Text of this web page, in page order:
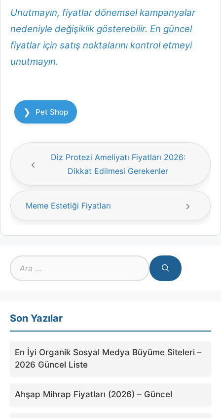
Unutmayın, fiyatlar dönemsel kampanyalar
nedeniyle değişiklik gösterebilir. En güncel
fiyatlar için satış noktalarını kontrol etmeyi
unutmayın.
Kategoriler
Pet Shop
Diz Protezi Ameliyatı Fiyatları 2026:
Dikkat Edilmesi Gerekenler
Meme Estetiği Fiyatları
için
ara
Son Yazılar
En İyi Organik Sosyal Medya Büyüme Siteleri –
2026 Güncel Liste
Ahşap Mihrap Fiyatları (2026) – Güncel